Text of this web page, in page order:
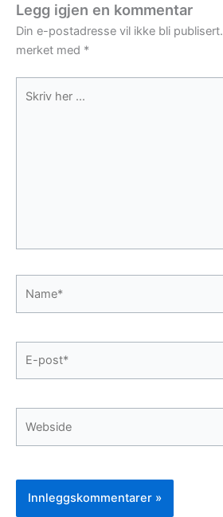
Legg igjen en kommentar
Din e-postadresse vil ikke bli publisert.
merket med *
post*